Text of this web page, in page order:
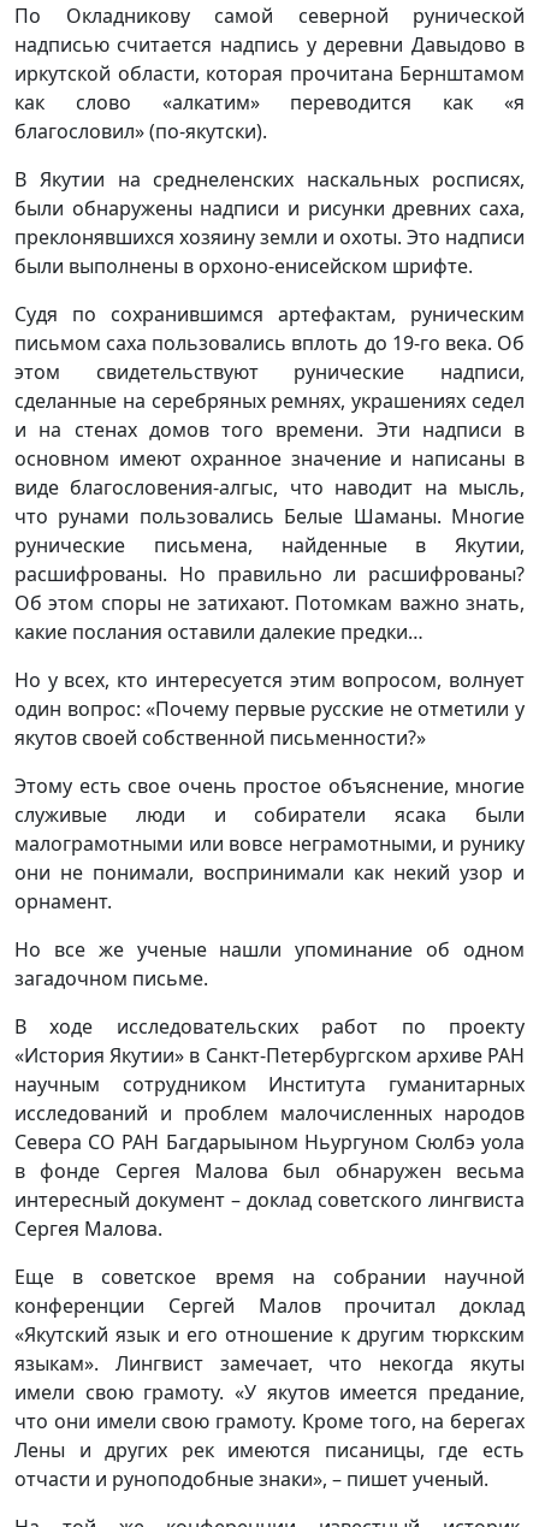
По Окладникову самой северной рунической
надписью считается надпись у деревни Давыдово в
иркутской области, которая прочитана Бернштамом
как слово «алкатим» переводится как «я
благословил» (по-якутски).
В Якутии на среднеленских наскальных росписях,
были обнаружены надписи и рисунки древних саха,
преклонявшихся хозяину земли и охоты. Это надписи
были выполнены в орхоно-енисейском шрифте.
Судя по сохранившимся артефактам, руническим
письмом саха пользовались вплоть до 19-го века. Об
этом свидетельствуют рунические надписи,
сделанные на серебряных ремнях, украшениях седел
и на стенах домов того времени. Эти надписи в
основном имеют охранное значение и написаны в
виде благословения-алгыс, что наводит на мысль,
что рунами пользовались Белые Шаманы. Многие
рунические письмена, найденные в Якутии,
расшифрованы. Но правильно ли расшифрованы?
Об этом споры не затихают. Потомкам важно знать,
какие послания оставили далекие предки…
Но у всех, кто интересуется этим вопросом, волнует
один вопрос: «Почему первые русские не отметили у
якутов своей собственной письменности?»
Этому есть свое очень простое объяснение, многие
служивые люди и собиратели ясака были
малограмотными или вовсе неграмотными, и рунику
они не понимали, воспринимали как некий узор и
орнамент.
Но все же ученые нашли упоминание об одном
загадочном письме.
В ходе исследовательских работ по проекту
«История Якутии» в Санкт-Петербургском архиве РАН
научным сотрудником Института гуманитарных
исследований и проблем малочисленных народов
Севера СО РАН Багдарыыном Ньургуном Сюлбэ уола
в фонде Сергея Малова был обнаружен весьма
интересный документ – доклад советского лингвиста
Сергея Малова.
Еще в советское время на собрании научной
конференции Сергей Малов прочитал доклад
«Якутский язык и его отношение к другим тюркским
языкам». Лингвист замечает, что некогда якуты
имели свою грамоту. «У якутов имеется предание,
что они имели свою грамоту. Кроме того, на берегах
Лены и других рек имеются писаницы, где есть
отчасти и руноподобные знаки», – пишет ученый.